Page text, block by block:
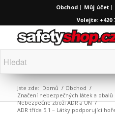
Obchod Můj účet
Volejte: +420
Jste zde: Domů / Obchod /
Značení nebezpečných látek a obalů
Nebezpečné zboží ADR a UN /
ADR třída 5.1 – Látky podporující